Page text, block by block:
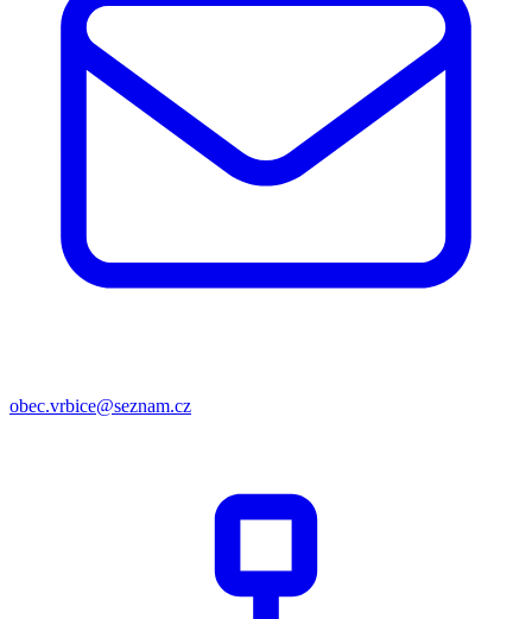
obec.vrbice@seznam.cz